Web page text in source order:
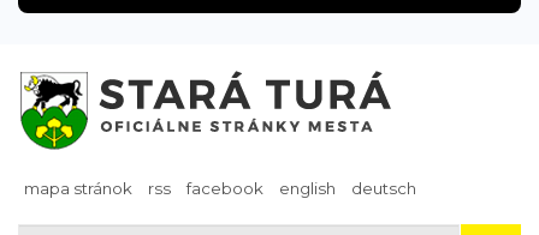
mapa stránok rss facebook english deutsch